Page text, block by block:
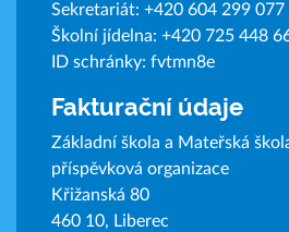
Sekretariát: +420 604 299 077
Školní jídelna: +420 725 448
ID schránky: fvtmn8e
Fakturační údaje
Základní škola a Mateřská
příspěvková organizace
Křižanská 80
460 10, Liberec